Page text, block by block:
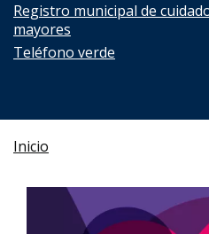
Registro municipal de
mayores
Teléfono verde
Inicio